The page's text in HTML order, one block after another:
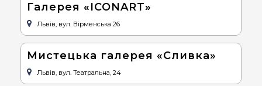
Галерея «ICONART»
Львів, вул. Вірменська 26
Мистецька галерея «Сливка»
Львів, вул. Театральна, 24